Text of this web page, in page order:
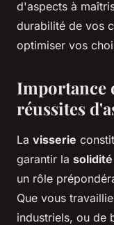
d'aspects à
durabilité de vos
optimiser vos
Importance
réussites
La visserie
garantir la solidité
un rôle
Que vous
industriels, ou de